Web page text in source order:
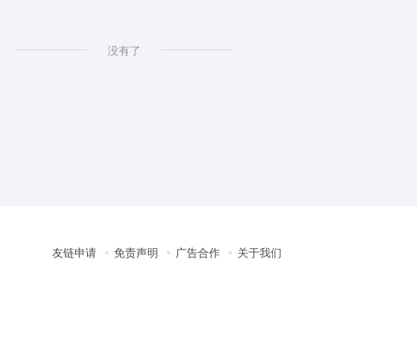
没有了
友链申请 免责声明 广告合作 关于我们